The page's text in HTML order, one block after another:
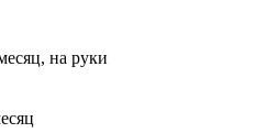
на руки